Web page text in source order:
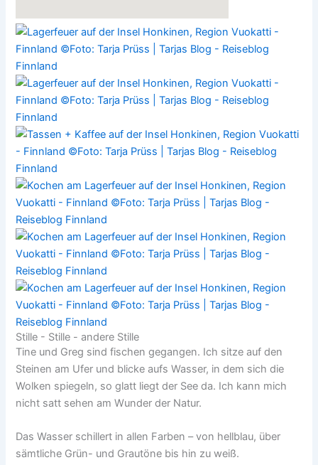
Stille - Stille - andere Stille
Tine und Greg sind fischen gegangen. Ich sitze auf den
Steinen am Ufer und blicke aufs Wasser, in dem sich die
Wolken spiegeln, so glatt liegt der See da. Ich kann mich
nicht satt sehen am Wunder der Natur.
Das Wasser schillert in allen Farben – von hellblau, über
sämtliche Grün- und Grautöne bis hin zu weiß.